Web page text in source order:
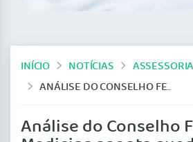
INÍCIO NOTÍCIAS
ANÁLISE DO CONSELHO FEDERAL DE MEDICINA APONTA QUEDA ACENTUADA DE LEITOS DO SUS DESDE 2010
Análise do Conselho